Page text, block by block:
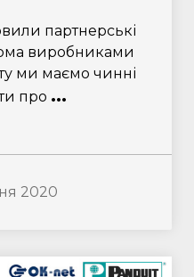
партнерські
виробниками
ми маємо чинні
про ...
2020